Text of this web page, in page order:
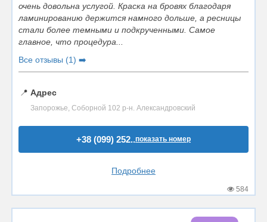
очень довольна услугой. Краска на бровях благодаря
ламинированию держится намного дольше, а ресницы
стали более темными и подкрученными. Самое
главное, что процедура...
Все отзывы (1) ➡️
📍 Адрес
Запорожье, Соборной 102 р-н. Александровский
+38 (099) 252..показать номер
Подробнее
584